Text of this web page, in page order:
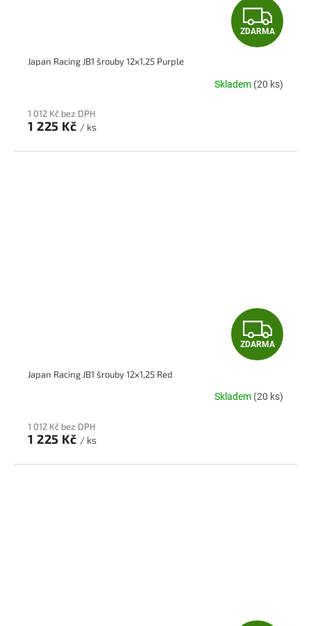
Z
D
A
ZDARMA
Japan Racing JB1 šrouby 12x1,25 Purple
Skladem (20 ks)
1 012 Kč bez DPH
1 225 Kč / ks
Z
D
A
A
ZDARMA
Japan Racing JB1 šrouby 12x1,25 Red
Skladem (20 ks)
1 012 Kč bez DPH
1 225 Kč / ks